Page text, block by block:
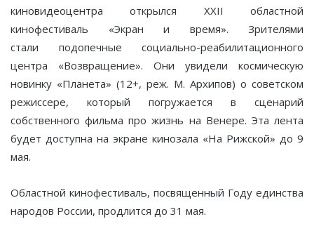
киновидеоцентра открылся ХХІІ областной
кинофестиваль «Экран и время». Зрителями
стали подопечные социально-реабилитационного
центра «Возвращение». Они увидели космическую
новинку «Планета» (12+, реж. М. Архипов) о советском
режиссере, который погружается в сценарий
собственного фильма про жизнь на Венере. Эта лента
будет доступна на экране кинозала «На Рижской» до 9
мая.
Областной кинофестиваль, посвященный Году единства
народов России, продлится до 31 мая.